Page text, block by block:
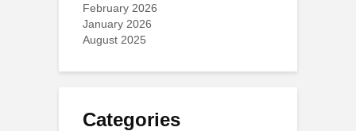
February 2026
January 2026
August 2025
Categories